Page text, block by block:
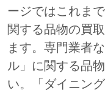
ージではこれま
関する品物の買
ます。専門業者
ル」に関する品
い。「ダイニン